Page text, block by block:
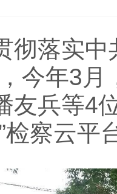
落实中
今年3
友兵等4
检察云平